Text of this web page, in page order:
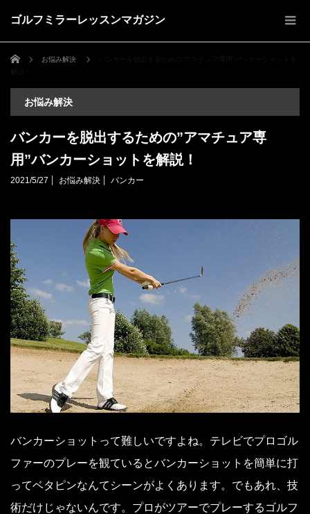
ゴルフミラーレッスンマガジン
ホーム お悩み解決
お悩み解決
バンカーを脱出するための”アマチュア専
用”バンカーショットを解説！
2021/5/27 お悩み解決 バンカー
バンカーショットって難しいですよね。テレビでプロゴル
ファーのプレーを観ているとバンカーショットを簡単に打
ってベタピンなんてシーンがよくあります。でもあれ、技
術だけじゃないんです。プロがツアーでプレーするゴルフ